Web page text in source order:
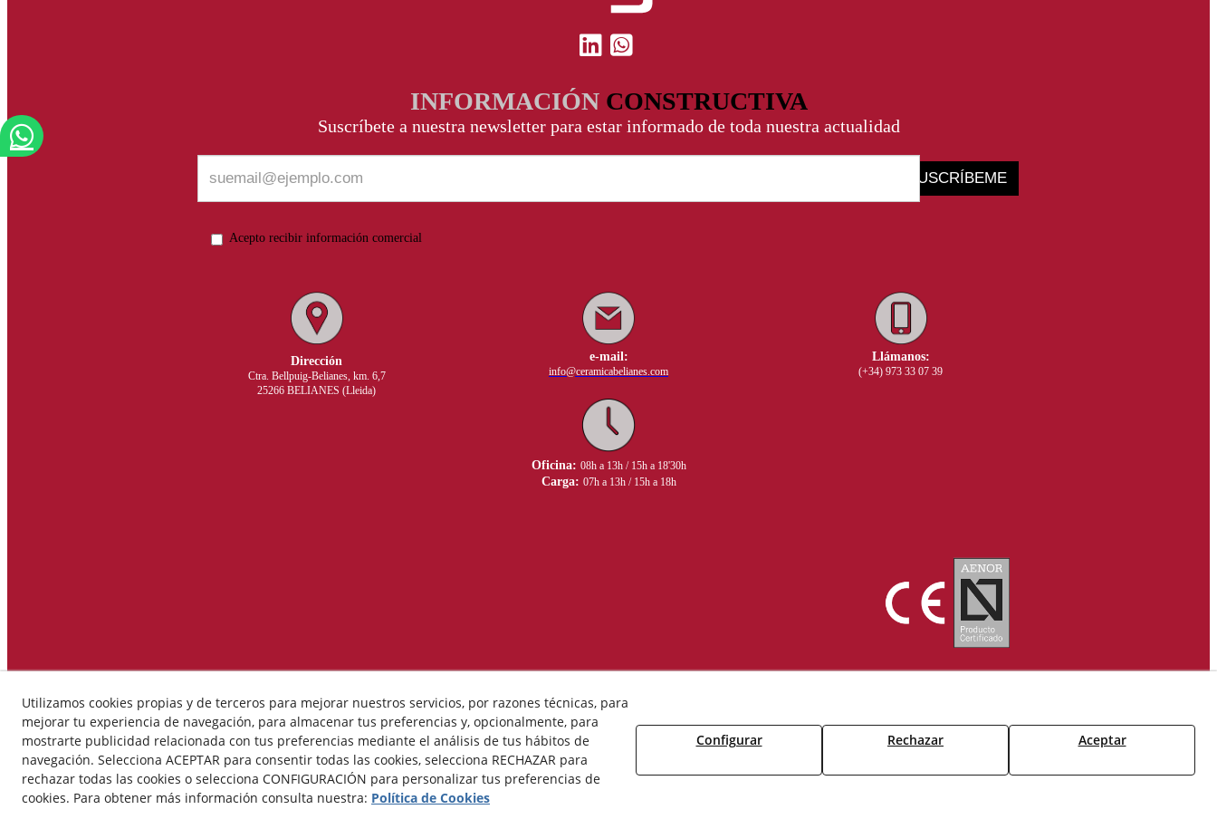
INFORMACIÓN CONSTRUCTIVA
Suscríbete a nuestra newsletter para estar informado de toda nuestra actualidad
SUSCRÍBEME
Acepto recibir información comercial
Dirección
Ctra. Bellpuig-Belianes, km. 6,7
25266 BELIANES (Lleida)
e-mail:
info@ceramicabelianes.com
Llámanos:
(+34) 973 33 07 39
Oficina: 08h a 13h / 15h a 18'30h
Carga: 07h a 13h / 15h a 18h
Aviso Legal Política de Privacidad Política de Cookies
© 08/2026 Ceràmica Belianes - Todos los derechos reservados.
Utilizamos cookies propias y de terceros para mejorar nuestros servicios, por razones técnicas, para
mejorar tu experiencia de navegación, para almacenar tus preferencias y, opcionalmente, para
mostrarte publicidad relacionada con tus preferencias mediante el análisis de tus hábitos de
navegación. Selecciona ACEPTAR para consentir todas las cookies, selecciona RECHAZAR para
rechazar todas las cookies o selecciona CONFIGURACIÓN para personalizar tus preferencias de
cookies. Para obtener más información consulta nuestra: Política de Cookies
Configurar Rechazar Aceptar